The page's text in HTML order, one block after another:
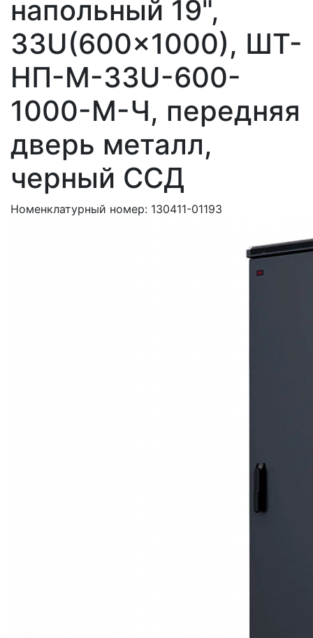
напольный 19",
33U(600x1000), ШТ-
НП-М-33U-600-
1000-М-Ч, передняя
дверь металл,
черный ССД
Номенклатурный номер: 130411-01193